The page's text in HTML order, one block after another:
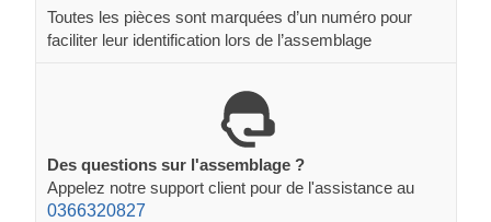
Toutes les pièces sont marquées d’un numéro pour
faciliter leur identification lors de l’assemblage
Des questions sur l'assemblage ?
Appelez notre support client pour de l'assistance au
0366320827